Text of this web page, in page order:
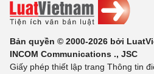
Bản quyền © 2000-2026 bởi
INCOM Communications ., JSC
Giấy phép thiết lập trang Thông tin